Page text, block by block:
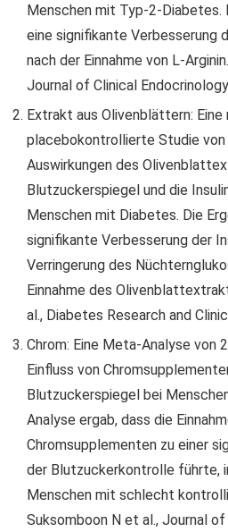
Menschen mit Typ-2-Diabetes.
eine signifikante Verbesserung
nach der Einnahme von L-
Journal of Clinical
Extrakt aus Olivenblättern: Eine
placebokontrollierte Studie
Auswirkungen des
Blutzuckerspiegel und die
Menschen mit Diabetes. Die
signifikante Verbesserung der
Verringerung des
Einnahme des
al., Diabetes Research and
Chrom: Eine Meta-Analyse von
Einfluss von
Blutzuckerspiegel bei
Analyse ergab, dass die
Chromsupplementen zu einer
der Blutzuckerkontrolle führte,
Menschen mit schlecht
Suksomboon N et al., Journal